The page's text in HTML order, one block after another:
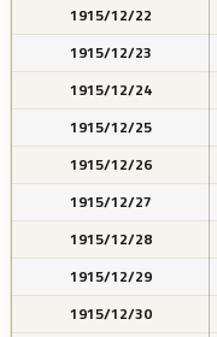
1915/12/22
1915/12/23
1915/12/24
1915/12/25
1915/12/26
1915/12/27
1915/12/28
1915/12/29
1915/12/30